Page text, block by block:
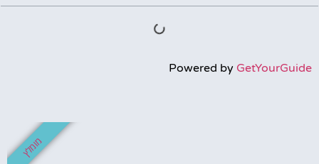
Powered by GetYourGuide
מומלץ